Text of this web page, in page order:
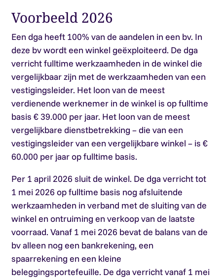
Voorbeeld 2026
Een dga heeft 100% van de aandelen in een bv. In
deze bv wordt een winkel geëxploiteerd. De dga
verricht fulltime werkzaamheden in de winkel die
vergelijkbaar zijn met de werkzaamheden van een
vestigingsleider. Het loon van de meest
verdienende werknemer in de winkel is op fulltime
basis € 39.000 per jaar. Het loon van de meest
vergelijkbare dienstbetrekking – die van een
vestigingsleider van een vergelijkbare winkel – is €
60.000 per jaar op fulltime basis.
Per 1 april 2026 sluit de winkel. De dga verricht tot
1 mei 2026 op fulltime basis nog afsluitende
werkzaamheden in verband met de sluiting van de
winkel en ontruiming en verkoop van de laatste
voorraad. Vanaf 1 mei 2026 bevat de balans van de
bv alleen nog een bankrekening, een
spaarrekening en een kleine
beleggingsportefeuille. De dga verricht vanaf 1 mei